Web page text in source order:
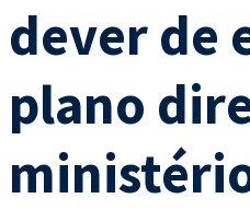
dever de
plano